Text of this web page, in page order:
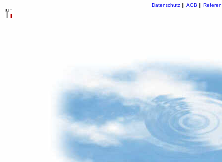
Datenschutz|| AGB ||